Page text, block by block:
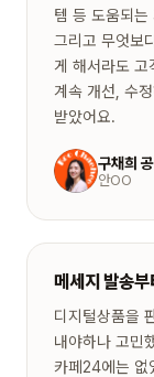
템 등 도움
그리고 무엇보
게 해서라도 고객을 도와주려 합니다. 기존에 없던 시스템도
계속 개선, 수정하며 밤낮없이 일하시는 모습
받았어요.
구채희
안OO
메세지 발송
디지털상품을
내야하나 고민했어요 ㅠ ㅠ 아임웹은 디지털배송이 있는데
카페24에는 없었거든요... 근데 때